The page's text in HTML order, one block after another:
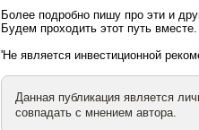
Более подробно пишу про эти и
Будем проходить этот путь вместе.
'Не является инвестиционной
Данная публикация является
совпадать с мнением автора.